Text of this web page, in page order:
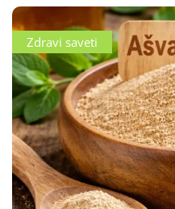
Zdravi saveti